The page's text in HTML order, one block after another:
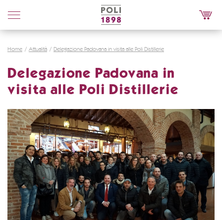
Poli
Distillerie
Home Attualità Delegazione Padovana in visita alle Poli Distillerie
Delegazione Padovana in
visita alle Poli Distillerie